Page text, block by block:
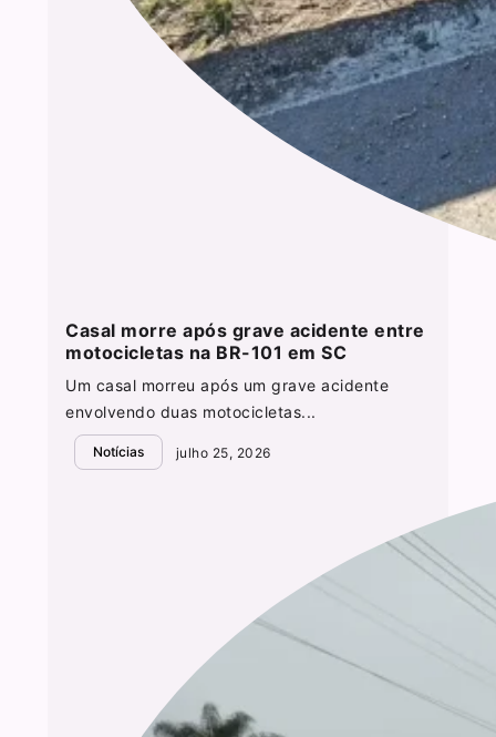
Casal morre após grave acidente entre
motocicletas na BR-101 em SC
Um casal morreu após um grave acidente
envolvendo duas motocicletas...
Notícias julho 25, 2026